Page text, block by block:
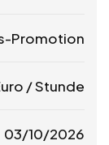
Promotion
/ Stunde
03/10/2026